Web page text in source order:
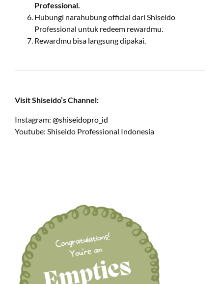
Professional.
Hubungi narahubung official dari Shiseido
Professional untuk redeem rewardmu.
Rewardmu bisa langsung dipakai.
Visit Shiseido’s Channel:
Instagram: @shiseidopro_id
Youtube: Shiseido Professional Indonesia